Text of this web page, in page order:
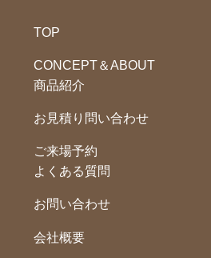
TOP
CONCEPT＆ABOUT
商品紹介
お見積り問い合わせ
ご来場予約
よくある質問
お問い合わせ
会社概要